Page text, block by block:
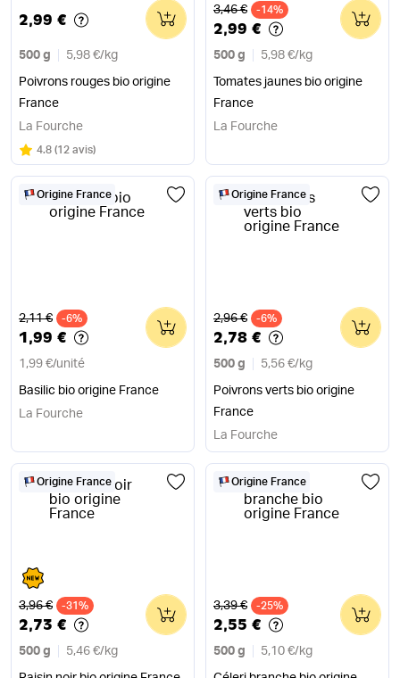
2,99 €
500 g 5,98 €/ kg
Poivrons rouges bio origine
France
0
La Fourche
Note
4.8 sur 5
(12 avis)
Ancien prix
3,46 € -14%
2,99 €
500 g 5,98 €/ kg
Tomates jaunes bio origine
France
0
La Fourche
Origine France
Ancien prix
2,11 € -6%
1,99 €
1,99 €/unité
Basilic bio origine France
0
La Fourche
Origine France
Ancien prix
2,96 € -6%
2,78 €
500 g 5,56 €/ kg
Poivrons verts bio origine
France
0
La Fourche
Origine France
Ancien prix
3,96 € -31%
2,73 €
500 g 5,46 €/ kg
0
Origine France
Ancien prix
3,39 € -25%
2,55 €
500 g 5,10 €/ kg
0